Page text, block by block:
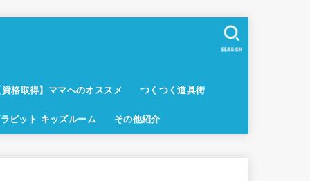
資格取得】ママへのオススメ つくつく道具街
ビット キッズルーム その他紹介
SEARCH